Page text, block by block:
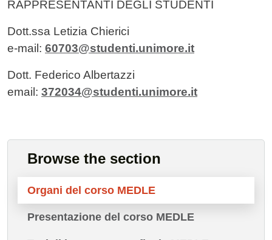
RAPPRESENTANTI DEGLI STUDENTI
Dott.ssa Letizia Chierici
e-mail: 60703@studenti.unimore.it
Dott. Federico Albertazzi
email: 372034@studenti.unimore.it
Browse the section
Organi del corso MEDLE
Presentazione del corso MEDLE